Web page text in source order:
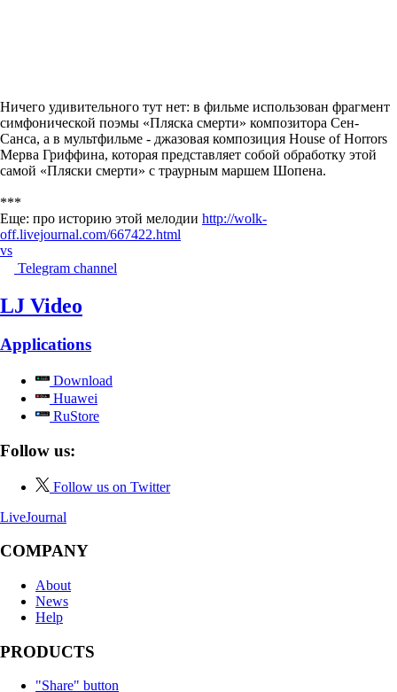
Ничего удивительного тут нет: в фильме использован фрагмент
симфонической поэмы «Пляска смерти» композитора Сен-
Санса, а в мультфильме - джазовая композиция House of Horrors
Мерва Гриффина, которая представляет собой обработку этой
самой «Пляски смерти» с траурным маршем Шопена.
***
Еще: про историю этой мелодии http://wolk-
off.livejournal.com/667422.html
vs
Telegram channel
LJ Video
Applications
Download
Huawei
RuStore
Follow us:
Follow us on Twitter
LiveJournal
COMPANY
About
News
Help
PRODUCTS
"Share" button